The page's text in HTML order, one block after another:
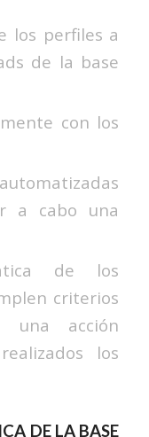
los perfiles a
de la base
con los
a cabo una
de los
criterios
una acción
los
DE LA BASE